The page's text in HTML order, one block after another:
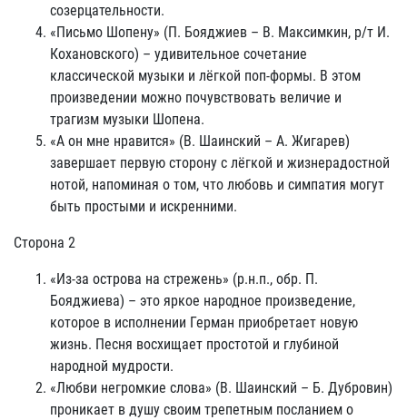
созерцательности.
«Письмо Шопену» (П. Бояджиев – В. Максимкин, р/т И.
Кохановского) – удивительное сочетание
классической музыки и лёгкой поп-формы. В этом
произведении можно почувствовать величие и
трагизм музыки Шопена.
«А он мне нравится» (В. Шаинский – А. Жигарев)
завершает первую сторону с лёгкой и жизнерадостной
нотой, напоминая о том, что любовь и симпатия могут
быть простыми и искренними.
Сторона 2
«Из-за острова на стрежень» (р.н.п., обр. П.
Бояджиева) – это яркое народное произведение,
которое в исполнении Герман приобретает новую
жизнь. Песня восхищает простотой и глубиной
народной мудрости.
«Любви негромкие слова» (В. Шаинский – Б. Дубровин)
проникает в душу своим трепетным посланием о